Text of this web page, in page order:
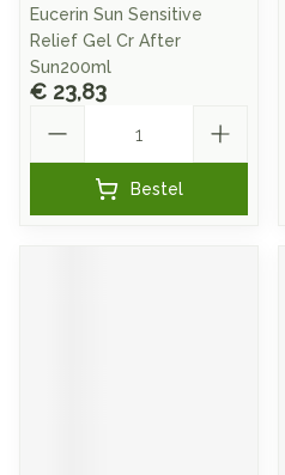
Eucerin Sun Sensitive
Relief Gel Cr After
Sun200ml
€ 23,83
Bestel